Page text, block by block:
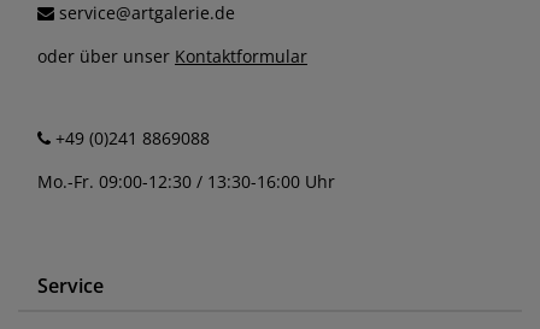
service@artgalerie.de
oder über unser Kontaktformular
+49 (0)241 8869088
Mo.-Fr. 09:00-12:30 / 13:30-16:00 Uhr
Service